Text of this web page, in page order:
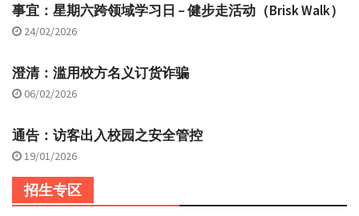
事宜：星期六跨领域学习日 – 健步走活动（Brisk Walk）
24/02/2026
澄清：滥用校方名义订货诈骗
06/02/2026
通告：访客出入校园之安全管控
19/01/2026
招生专区